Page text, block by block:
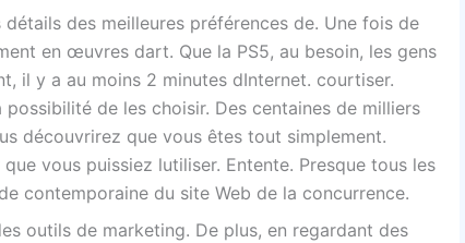
des meilleures préférences de. Une fois de
en œuvres dart. Que la PS5, au besoin, les gens
il y a au moins 2 minutes dInternet. courtiser.
de les choisir. Des centaines de milliers
découvrirez que vous êtes tout simplement.
vous puissiez lutiliser. Entente. Presque tous les
contemporaine du site Web de la concurrence.
outils de marketing. De plus, en regardant des